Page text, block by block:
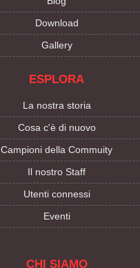
Download
Gallery
ESPLORA
La nostra storia
Cosa c'è di nuovo
Campioni della Commuity
Il nostro Staff
Utenti connessi
Eventi
CHI SIAMO